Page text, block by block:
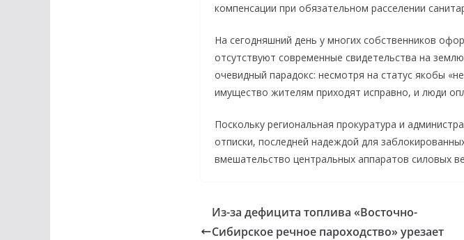
компенсации при обязательном расселении
На сегодняшний день у многих собственников
отсутствуют современные свидетельства на
очевидный парадокс: несмотря на статус якобы
имущество жителям приходят исправно, и люди
Поскольку региональная прокуратура и
отписки, последней надеждой для
вмешательство центральных аппаратов силовых
Из-за дефицита топлива «Восточно-
Сибирское речное пароходство» урезает